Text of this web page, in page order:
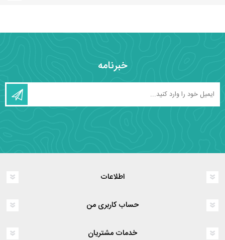
خبرنامه
اطلاعات
حساب کاربری من
خدمات مشتریان